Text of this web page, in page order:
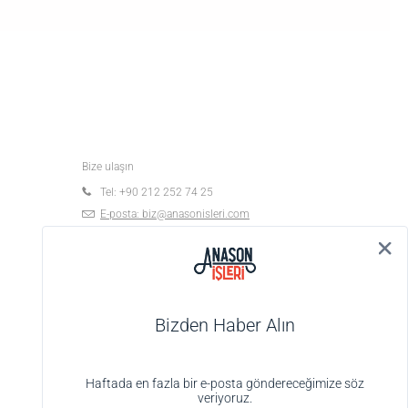
Bize ulaşın
Tel: +90 212 252 74 25
E-posta: biz@anasonisleri.com
No:4 K:1 D:4, 34363 Şişli-İstanbul
Bizden Haber Alın
Haftada en fazla bir e-posta göndereceğimize söz
veriyoruz.